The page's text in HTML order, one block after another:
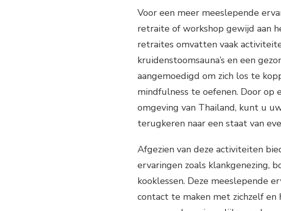
Voor een meer meeslepende
retraite of workshop gewijd aan
retraites omvatten vaak
kruidenstoomsauna’s en een
aangemoedigd om zich los te
mindfulness te oefenen. Door op
omgeving van Thailand, kunt u
terugkeren naar een staat van
Afgezien van deze activiteiten
ervaringen zoals klankgenezing,
kooklessen. Deze meeslepende
contact te maken met zichzelf